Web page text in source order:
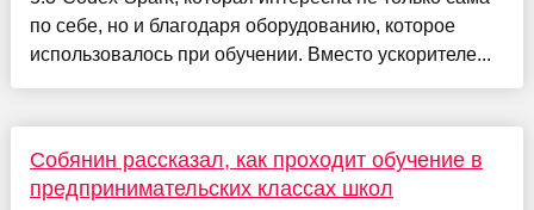
по себе, но и благодаря оборудованию, которое
использовалось при обучении. Вместо ускорителе...
Собянин рассказал, как проходит обучение в
предпринимательских классах школ